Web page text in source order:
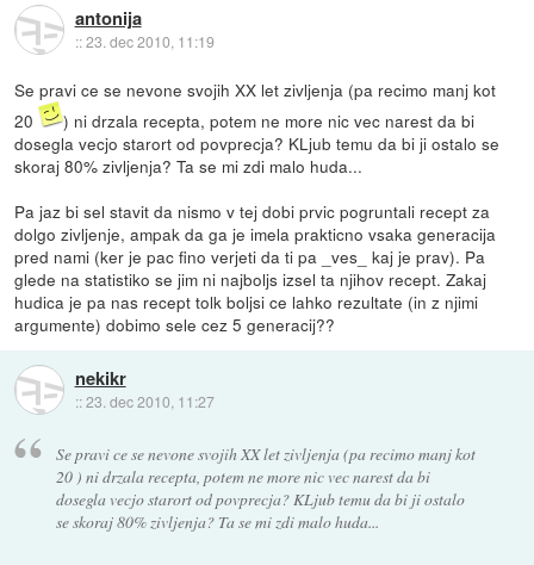
antonija
::23. dec 2010, 11:19
Se pravi ce se nevone svojih XX let zivljenja (pa recimo manj kot
20
) ni drzala recepta, potem ne more nic vec narest da bi
dosegla vecjo starort od povprecja? KLjub temu da bi ji ostalo se
skoraj 80% zivljenja? Ta se mi zdi malo huda...
Pa jaz bi sel stavit da nismo v tej dobi prvic pogruntali recept za
dolgo zivljenje, ampak da ga je imela prakticno vsaka generacija
pred nami (ker je pac fino verjeti da ti pa _ves_ kaj je prav). Pa
glede na statistiko se jim ni najboljs izsel ta njihov recept. Zakaj
hudica je pa nas recept tolk boljsi ce lahko rezultate (in z njimi
argumente) dobimo sele cez 5 generacij??
nekikr
::23. dec 2010, 11:27
Se pravi ce se nevone svojih XX let zivljenja (pa recimo manj kot
20 ) ni drzala recepta, potem ne more nic vec narest da bi
dosegla vecjo starort od povprecja? KLjub temu da bi ji ostalo
se skoraj 80% zivljenja? Ta se mi zdi malo huda...